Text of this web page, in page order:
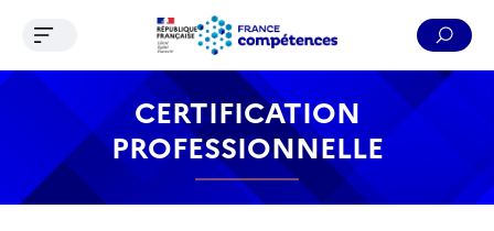
Contenu Recherche Menu Pied de page
Ouvrir le menu de navigation
CERTIFICATION
PROFESSIONNELLE